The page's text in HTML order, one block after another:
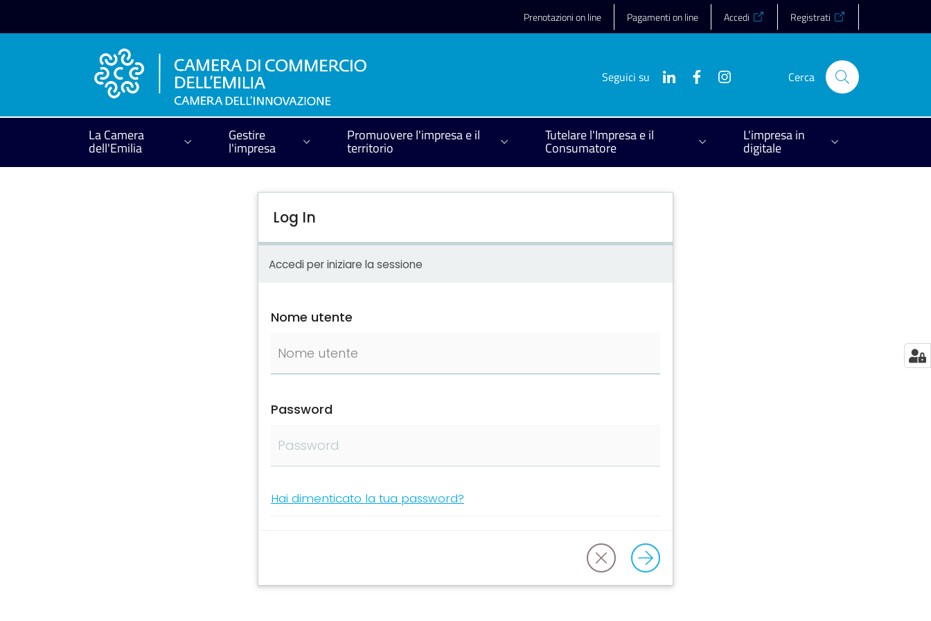
Prenotazioni on line Pagamenti on line Accedi Registrati
Seguici su Cerca
La Camera
dell'Emilia
Gestire
l'impresa
Promuovere l'impresa e il
territorio
Tutelare l'Impresa e il
Consumatore
L'impresa in
digitale
Log In
Accedi per iniziare la sessione
Nome utente
Password
Hai dimenticato la tua password?